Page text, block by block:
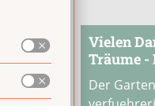
Dank --
Vielen
Träume -
Apfel,
Der